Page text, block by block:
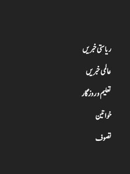
ریاستی خبریں
عالمی خبریں
تعلیم و روزگار
خواتین
تصوف